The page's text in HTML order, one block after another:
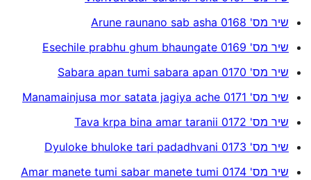
שיר מס' 0168 Arune raunano sab asha
שיר מס' 0169 Esechile prabhu ghum bhaungate
שיר מס' 0170 Sabara apan tumi sabara apan
שיר מס' 0171 Manamainjusa mor satata jagiya ache
שיר מס' 0172 Tava krpa bina amar taranii
שיר מס' 0173 Dyuloke bhuloke tari padadhvani
שיר מס' 0174 Amar manete tumi sabar manete tumi